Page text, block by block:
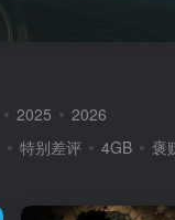
2025
2026
特别差评 4GB
褒